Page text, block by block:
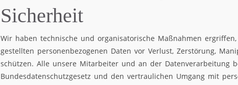
Sicherheit
Wir haben technische und organisatorische Maßnahmen
gestellten personenbezogenen Daten vor Verlust, Zerstörung,
schützen. Alle unsere Mitarbeiter und an der Datenverarbeitung
Bundesdatenschutzgesetz und den vertraulichen Umgang mit